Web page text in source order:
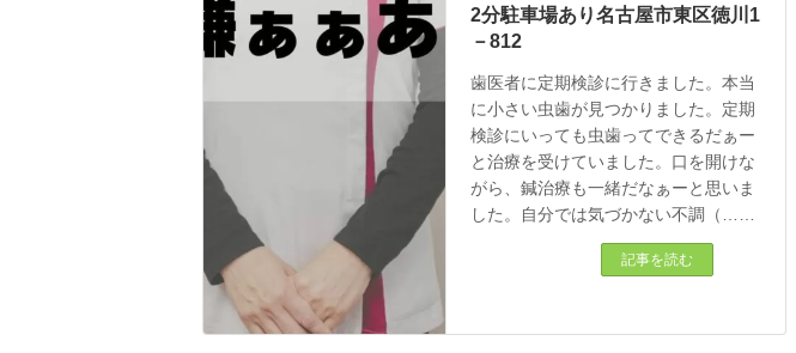
2分駐車場あり名古屋市東区徳川1
－812
歯医者に定期検診に行きました。本当
に小さい虫歯が見つかりました。定期
検診にいっても虫歯ってできるだぁー
と治療を受けていました。口を開けな
がら、鍼治療も一緒だなぁーと思いま
した。自分では気づかない不調（……
記事を読む